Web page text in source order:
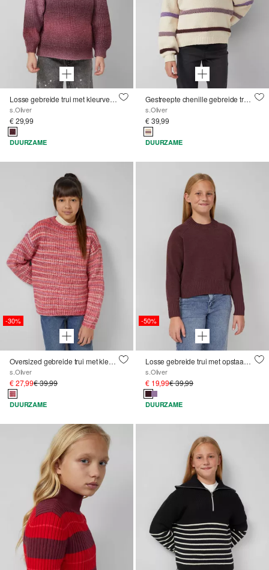
Losse gebreide trui met kleurverloop
s.Oliver
€ 29,99
DUURZAME
Gestreepte chenille gebreide trui in een losse pasvorm
s.Oliver
€ 39,99
DUURZAME
-30%
Oversized gebreide trui met kleurverloop
s.Oliver
€ 27,99€ 39,99
DUURZAME
-50%
Losse gebreide trui met opstaande kraag van chenillegaren
s.Oliver
€ 19,99€ 39,99
DUURZAME